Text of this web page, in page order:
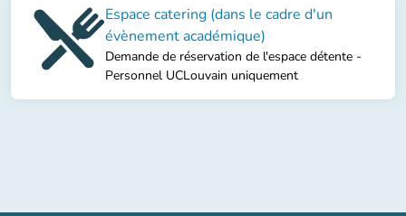
Espace catering (dans le cadre d'un
évènement académique)
Demande de réservation de l'espace détente -
Personnel UCLouvain uniquement